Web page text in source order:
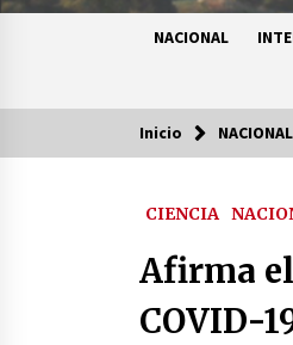
NACIONAL
Inicio NACIONAL
CIENCIA
Afirma
COVID-